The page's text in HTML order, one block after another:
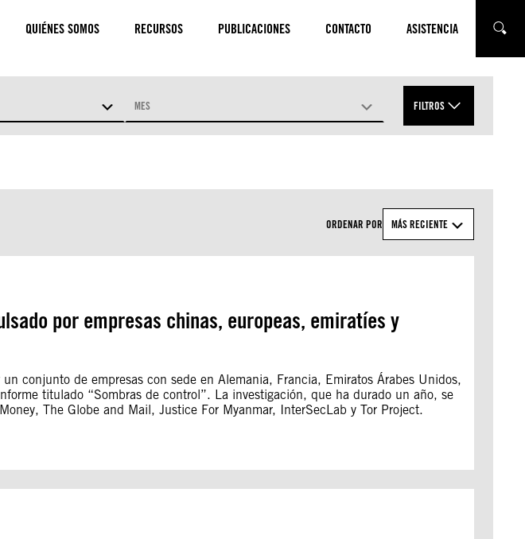
QUIÉNES SOMOS RECURSOS PUBLICACIONES CONTACTO ASISTENCIA
MES FILTROS
ORDENAR POR MÁS RECIENTE
por empresas chinas, europeas, emiratíes y
conjunto de empresas con sede en Alemania, Francia, Emiratos Árabes Unidos,
titulado “Sombras de control”. La investigación, que ha durado un año, se
The Globe and Mail, Justice For Myanmar, InterSecLab y Tor Project.